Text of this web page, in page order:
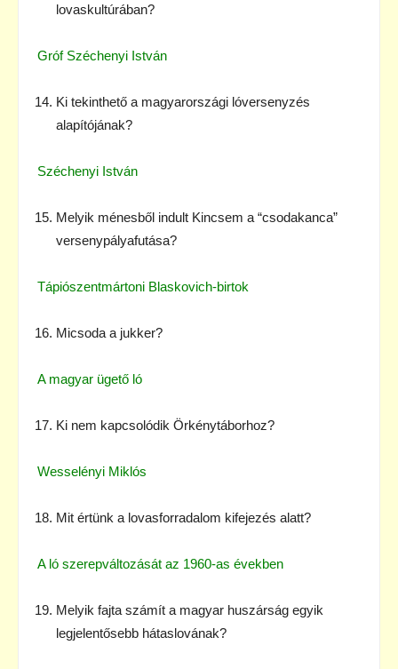
lovaskultúrában?
Gróf Széchenyi István
Ki tekinthető a magyarországi lóversenyzés
alapítójának?
Széchenyi István
Melyik ménesből indult Kincsem a “csodakanca”
versenypályafutása?
Tápiószentmártoni Blaskovich-birtok
Micsoda a jukker?
A magyar ügető ló
Ki nem kapcsolódik Örkénytáborhoz?
Wesselényi Miklós
Mit értünk a lovasforradalom kifejezés alatt?
A ló szerepváltozását az 1960-as években
Melyik fajta számít a magyar huszárság egyik
legjelentősebb hátaslovának?